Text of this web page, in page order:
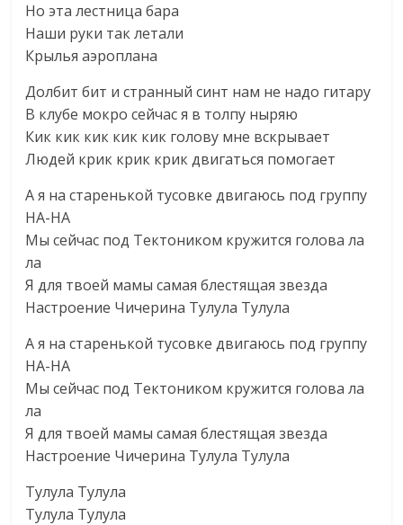
Но эта лестница бара
Наши руки так летали
Крылья аэроплана
Долбит бит и странный синт нам не надо гитару
В клубе мокро сейчас я в толпу ныряю
Кик кик кик кик кик голову мне вскрывает
Людей крик крик крик двигаться помогает
А я на старенькой тусовке двигаюсь под группу
НА-НА
Мы сейчас под Тектоником кружится голова ла
ла
Я для твоей мамы самая блестящая звезда
Настроение Чичерина Тулула Тулула
А я на старенькой тусовке двигаюсь под группу
НА-НА
Мы сейчас под Тектоником кружится голова ла
ла
Я для твоей мамы самая блестящая звезда
Настроение Чичерина Тулула Тулула
Тулула Тулула
Тулула Тулула